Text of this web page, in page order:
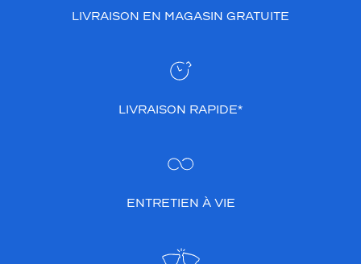
LIVRAISON EN MAGASIN GRATUITE
LIVRAISON RAPIDE*
ENTRETIEN À VIE